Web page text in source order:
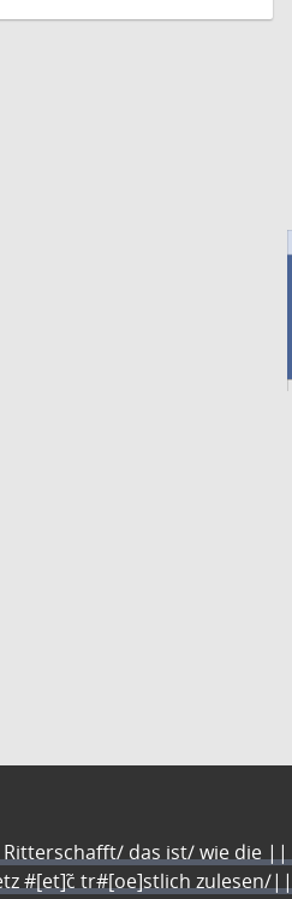
das ist/ wie die
#[et]c̃ tr#[oe]stlich zulesen/